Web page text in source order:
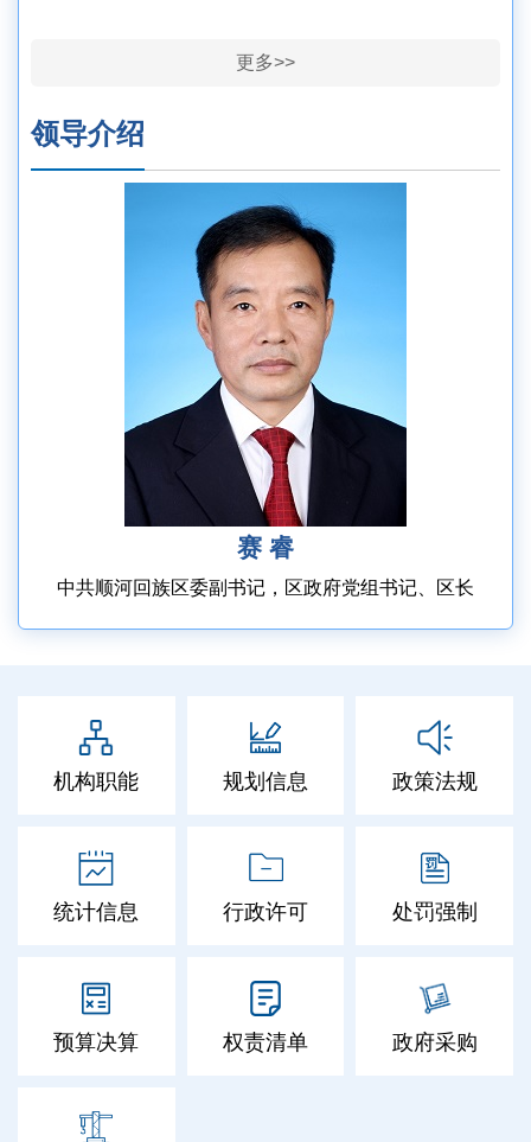
更多>>
领导介绍
赛 睿
中共顺河回族区委副书记，区政府党组书记、区长
机构职能 规划信息 政策法规
统计信息 行政许可 处罚强制
预算决算 权责清单 政府采购